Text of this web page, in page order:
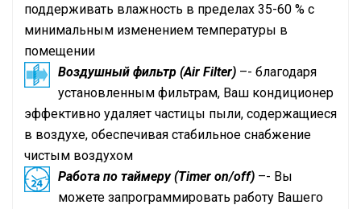
поддерживать влажность в пределах 35-60 % с
минимальным изменением температуры в
помещении
Воздушный фильтр (Air Filter) –- благодаря
установленным фильтрам, Ваш кондиционер
эффективно удаляет частицы пыли, содержащиеся
в воздухе, обеспечивая стабильное снабжение
чистым воздухом
Работа по таймеру (Timer on/off) –- Вы
можете запрограммировать работу Вашего